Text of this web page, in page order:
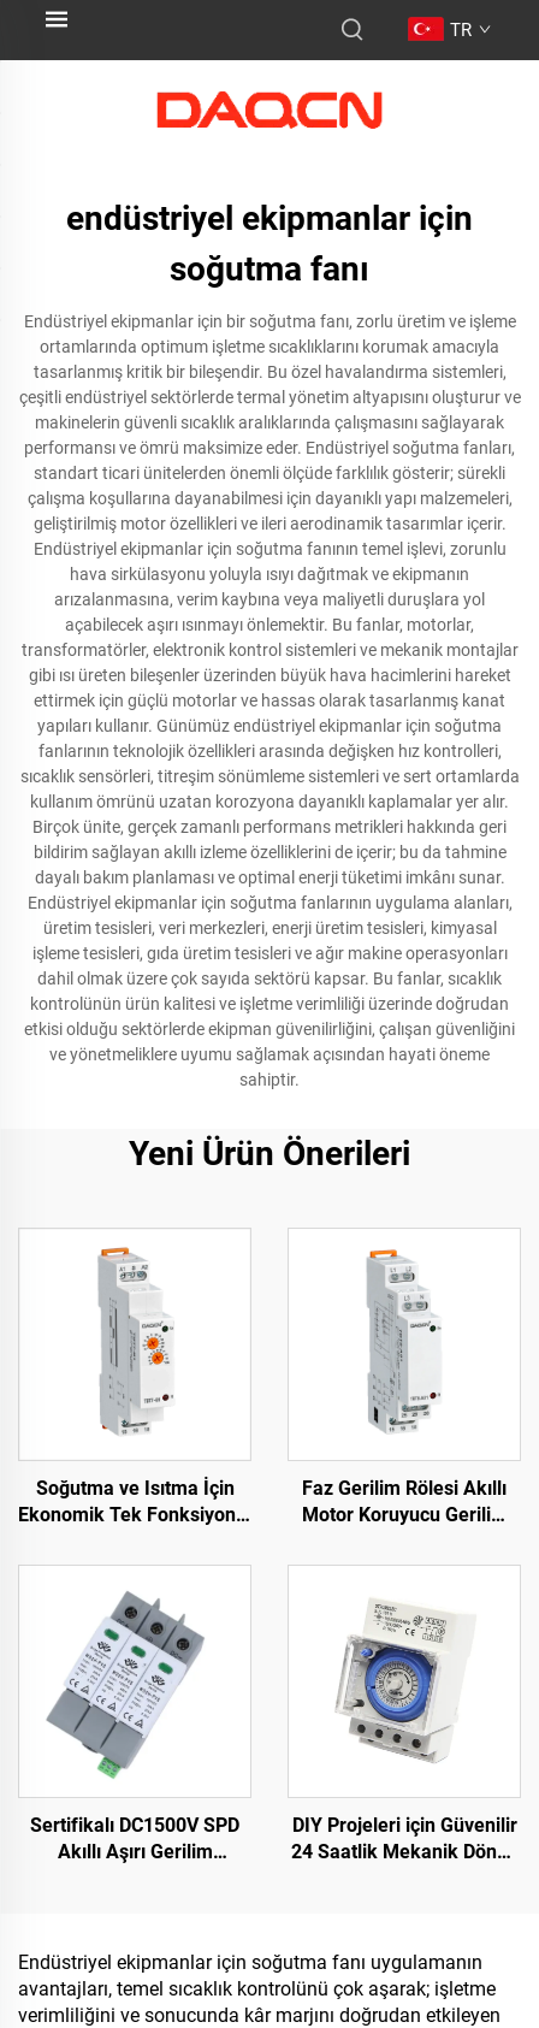
TR
endüstriyel ekipmanlar için
soğutma fanı
Endüstriyel ekipmanlar için bir soğutma fanı, zorlu üretim ve işleme
ortamlarında optimum işletme sıcaklıklarını korumak amacıyla
tasarlanmış kritik bir bileşendir. Bu özel havalandırma sistemleri,
çeşitli endüstriyel sektörlerde termal yönetim altyapısını oluşturur ve
makinelerin güvenli sıcaklık aralıklarında çalışmasını sağlayarak
performansı ve ömrü maksimize eder. Endüstriyel soğutma fanları,
standart ticari ünitelerden önemli ölçüde farklılık gösterir; sürekli
çalışma koşullarına dayanabilmesi için dayanıklı yapı malzemeleri,
geliştirilmiş motor özellikleri ve ileri aerodinamik tasarımlar içerir.
Endüstriyel ekipmanlar için soğutma fanının temel işlevi, zorunlu
hava sirkülasyonu yoluyla ısıyı dağıtmak ve ekipmanın
arızalanmasına, verim kaybına veya maliyetli duruşlara yol
açabilecek aşırı ısınmayı önlemektir. Bu fanlar, motorlar,
transformatörler, elektronik kontrol sistemleri ve mekanik montajlar
gibi ısı üreten bileşenler üzerinden büyük hava hacimlerini hareket
ettirmek için güçlü motorlar ve hassas olarak tasarlanmış kanat
yapıları kullanır. Günümüz endüstriyel ekipmanlar için soğutma
fanlarının teknolojik özellikleri arasında değişken hız kontrolleri,
sıcaklık sensörleri, titreşim sönümleme sistemleri ve sert ortamlarda
kullanım ömrünü uzatan korozyona dayanıklı kaplamalar yer alır.
Birçok ünite, gerçek zamanlı performans metrikleri hakkında geri
bildirim sağlayan akıllı izleme özelliklerini de içerir; bu da tahmine
dayalı bakım planlaması ve optimal enerji tüketimi imkânı sunar.
Endüstriyel ekipmanlar için soğutma fanlarının uygulama alanları,
üretim tesisleri, veri merkezleri, enerji üretim tesisleri, kimyasal
işleme tesisleri, gıda üretim tesisleri ve ağır makine operasyonları
dahil olmak üzere çok sayıda sektörü kapsar. Bu fanlar, sıcaklık
kontrolünün ürün kalitesi ve işletme verimliliği üzerinde doğrudan
etkisi olduğu sektörlerde ekipman güvenilirliğini, çalışan güvenliğini
ve yönetmeliklere uyumu sağlamak açısından hayati öneme
sahiptir.
Yeni Ürün Önerileri
Soğutma ve Isıtma İçin
Ekonomik Tek Fonksiyonlu
Montajı
Faz Gerilim Rölesi Akıllı
Motor Koruyucu Gerilim
Arızası Rölesi
Sertifikalı DC1500V SPD
Akıllı Aşırı Gerilim
DIY Projeleri için Güvenilir
24 Saatlik Mekanik Döngü
Endüstriyel ekipmanlar için soğutma fanı uygulamanın
avantajları, temel sıcaklık kontrolünü çok aşarak; işletme
verimliliğini ve sonucunda kâr marjını doğrudan etkileyen